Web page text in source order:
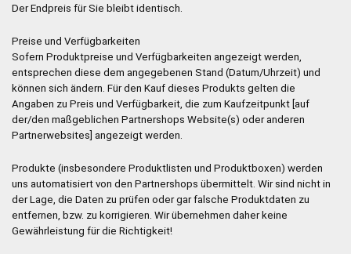
Der Endpreis für Sie bleibt identisch.
Preise und Verfügbarkeiten
Sofern Produktpreise und Verfügbarkeiten angezeigt werden,
entsprechen diese dem angegebenen Stand (Datum/Uhrzeit) und
können sich ändern. Für den Kauf dieses Produkts gelten die
Angaben zu Preis und Verfügbarkeit, die zum Kaufzeitpunkt [auf
der/den maßgeblichen Partnershops Website(s) oder anderen
Partnerwebsites] angezeigt werden.
Produkte (insbesondere Produktlisten und Produktboxen) werden
uns automatisiert von den Partnershops übermittelt. Wir sind nicht in
der Lage, die Daten zu prüfen oder gar falsche Produktdaten zu
entfernen, bzw. zu korrigieren. Wir übernehmen daher keine
Gewährleistung für die Richtigkeit!